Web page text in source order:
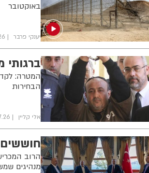
באוקטובר
יענקי פרבר
המטרה:
הבחירות
אלי קליין
הרוב
מנהיגים